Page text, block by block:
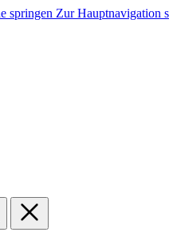
springen Zur Hauptnavigation